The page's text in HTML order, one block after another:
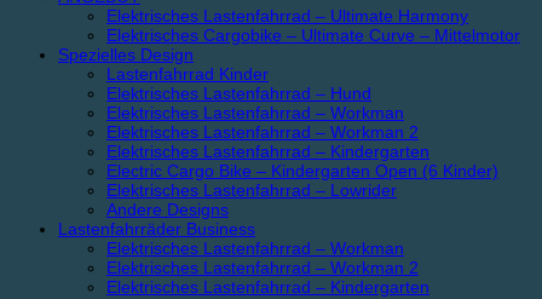
Elektrisches Lastenfahrrad – Ultimate Harmony
Elektrisches Cargobike – Ultimate Curve – Mittelmotor
Spezielles Design
Lastenfahrrad Kinder
Elektrisches Lastenfahrrad – Hund
Elektrisches Lastenfahrrad – Workman
Elektrisches Lastenfahrrad – Workman 2
Elektrisches Lastenfahrrad – Kindergarten
Electric Cargo Bike – Kindergarten Open (6 Kinder)
Elektrisches Lastenfahrrad – Lowrider
Andere Designs
Lastenfahrräder Business
Elektrisches Lastenfahrrad – Workman
Elektrisches Lastenfahrrad – Workman 2
Elektrisches Lastenfahrrad – Kindergarten